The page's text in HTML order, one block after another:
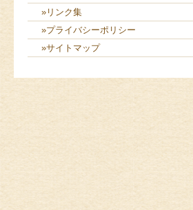
»リンク集
»プライバシーポリシー
»サイトマップ